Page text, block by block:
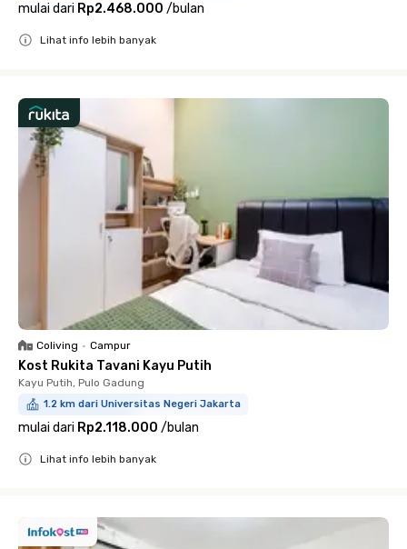
mulai dari Rp2.468.000 /bulan
Lihat info lebih banyak
Coliving • Campur
Kost Rukita Tavani Kayu Putih
Kayu Putih, Pulo Gadung
1.2 km dari Universitas Negeri Jakarta
mulai dari Rp2.118.000 /bulan
Lihat info lebih banyak